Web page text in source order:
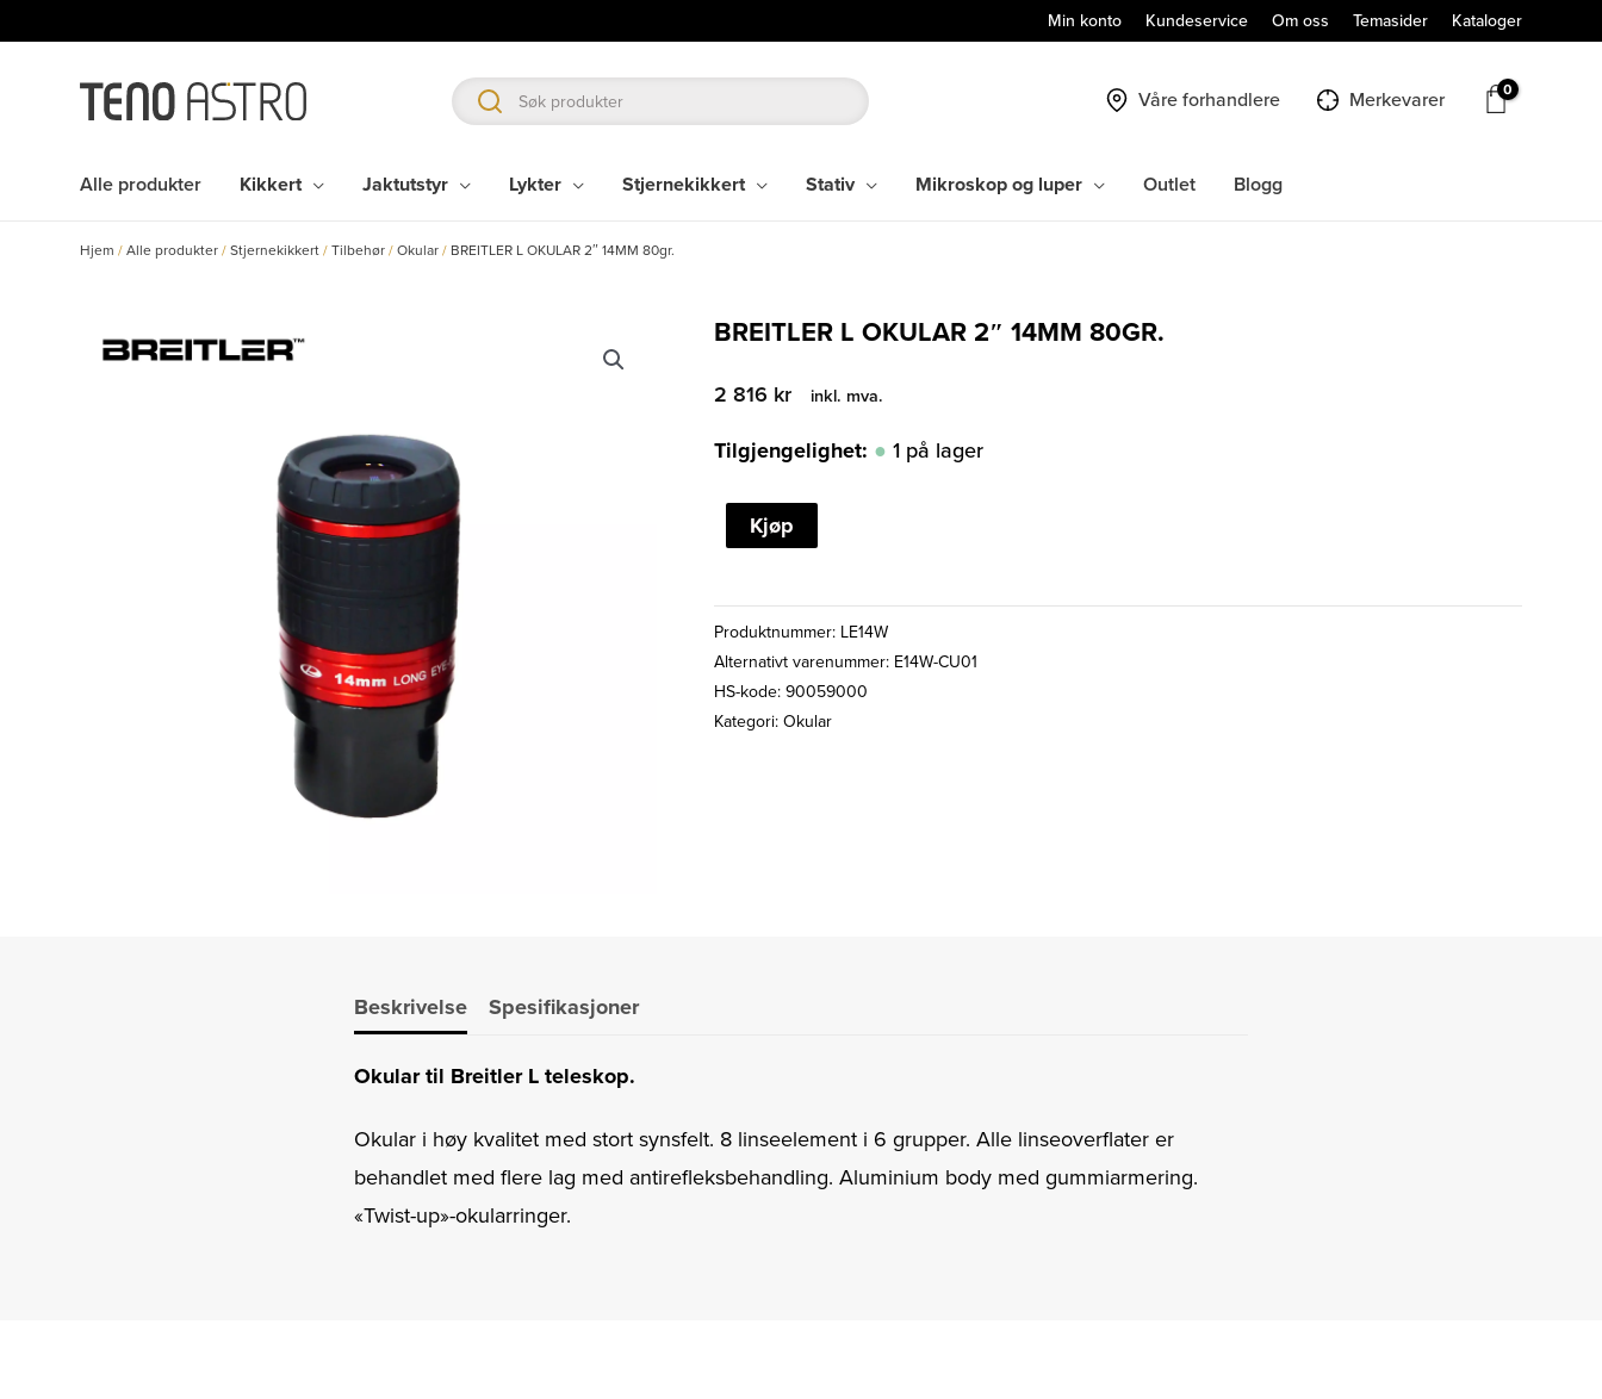
rett
Min konto Kundeservice Om oss Temasider Kataloger
Våre forhandlere Merkevarer
Alle produkter Kikkert Jaktutstyr Lykter Stjernekikkert Stativ Mikroskop og luper Outlet Blogg
Hjem /Alle produkter /Stjernekikkert /Tilbehør /Okular / BREITLER L OKULAR 2″ 14MM 80gr.
BREITLER L OKULAR 2″ 14MM 80GR.
2 816 kr inkl. mva.
Tilgjengelighet: 1 på lager
BREITLER
14MM
80gr.
antall
Kjøp
Produktnummer: LE14W
Alternativt varenummer: E14W-CU01
HS-kode: 90059000
Kategori:Okular
Beskrivelse Spesifikasjoner
Okular til Breitler L teleskop.
Okular i høy kvalitet med stort synsfelt. 8 linseelement i 6 grupper. Alle linseoverflater er
behandlet med flere lag med antirefleksbehandling. Aluminium body med gummiarmering.
«Twist-up»-okularringer.